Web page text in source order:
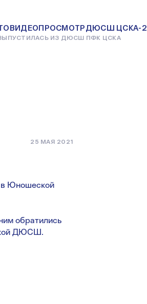
ВИДЕОПРОСМОТРДЮСШ ЦСКА-2
ИЗ ДЮСШ ПФК ЦСКА
25 МАЯ 2021
в Юношеской
обратились
ДЮСШ.